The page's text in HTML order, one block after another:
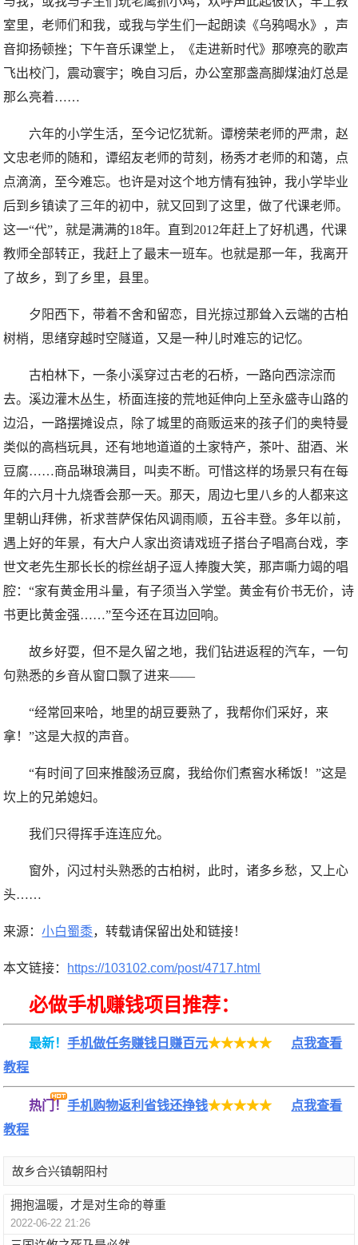
室里，老师们和我，或我与学生们一起朗读《乌鸦喝水》，声
音抑扬顿挫；下午音乐课堂上，《走进新时代》那嘹亮的歌声
飞出校门，震动寰宇；晚自习后，办公室那盏高脚煤油灯总是
那么亮着……
六年的小学生活，至今记忆犹新。谭榜荣老师的严肃，赵
文忠老师的随和，谭绍友老师的苛刻，杨秀才老师的和蔼，点
点滴滴，至今难忘。也许是对这个地方情有独钟，我小学毕业
后到乡镇读了三年的初中，就又回到了这里，做了代课老师。
这一“代”，就是满满的18年。直到2012年赶上了好机遇，代课
教师全部转正，我赶上了最末一班车。也就是那一年，我离开
了故乡，到了乡里，县里。
夕阳西下，带着不舍和留恋，目光掠过那耸入云端的古柏
树梢，思绪穿越时空隧道，又是一种儿时难忘的记忆。
古柏林下，一条小溪穿过古老的石桥，一路向西淙淙而
去。溪边灌木丛生，桥面连接的荒地延伸向上至永盛寺山路的
边沿，一路摆摊设点，除了城里的商贩运来的孩子们的奥特曼
类似的高档玩具，还有地地道道的土家特产，茶叶、甜酒、米
豆腐……商品琳琅满目，叫卖不断。可惜这样的场景只有在每
年的六月十九烧香会那一天。那天，周边七里八乡的人都来这
里朝山拜佛，祈求菩萨保佑风调雨顺，五谷丰登。多年以前，
遇上好的年景，有大户人家出资请戏班子搭台子唱高台戏，李
世文老先生那长长的棕丝胡子逗人捧腹大笑，那声嘶力竭的唱
腔：“家有黄金用斗量，有子须当入学堂。黄金有价书无价，诗
书更比黄金强……”至今还在耳边回响。
故乡好耍，但不是久留之地，我们钻进返程的汽车，一句
句熟悉的乡音从窗口飘了进来——
“经常回来哈，地里的胡豆要熟了，我帮你们采好，来
拿！”这是大叔的声音。
“有时间了回来推酸汤豆腐，我给你们煮窖水稀饭！”这是
坎上的兄弟媳妇。
我们只得挥手连连应允。
窗外，闪过村头熟悉的古柏树，此时，诸多乡愁，又上心
头……
来源：小白蜀黍，转载请保留出处和链接！
本文链接： https://103102.com/post/4717.html
必做手机赚钱项目推荐：
最新！手机做任务赚钱日赚百元★★★★★
点我查看
教程
热门！手机购物返利省钱还挣钱★★★★★
点我查看
教程
故乡合兴镇朝阳村
拥抱温暖，才是对生命的尊重
2022-06-22 21:26